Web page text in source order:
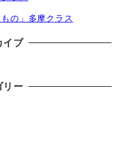
の」多摩クラス
イブ
リー